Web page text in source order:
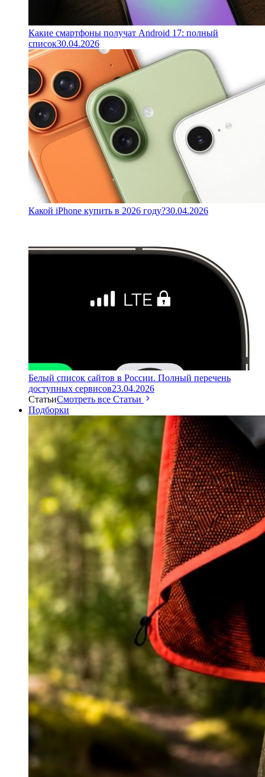
Какие смартфоны получат Android 17: полный
список30.04.2026
Какой iPhone купить в 2026 году?30.04.2026
Белый список сайтов в России. Полный перечень
доступных сервисов23.04.2026
СтатьиСмотреть все Статьи
Подборки